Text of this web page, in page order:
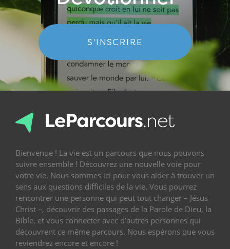
S'INSCRIRE
Bienvenue ! La vie est un parcours que nous pouvons
suivre ensemble ! Découvrez une nouvelle voie pour
votre vie. Nous sommes ici pour vous aider à trouver un
sens aux questions difficiles de la vie. Vous pourrez
rencontrer une personne qui peut tout changer – Jésus
Christ –, découvrir des passages de la Parole de Dieu, la
Bible, et vous connecter avec d’autres personnes qui
découvrent ce même parcours. Nous espérons que vous
reviendrez encore et encore !